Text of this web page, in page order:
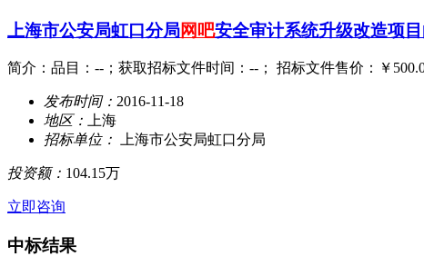
上海市公安局虹口分局网吧安全审计系统升级改造项
简介：品目：--；获取招标文件时间：--； 招标文件售价：￥
发布时间： 2016-11-18
地区：
上海
招标单位：
上海市公安局虹口分局
投资额： 104.15万
立即咨询
中标结果